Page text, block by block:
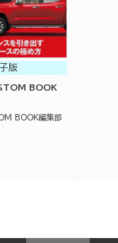
版
BOOK
BOOK編集部